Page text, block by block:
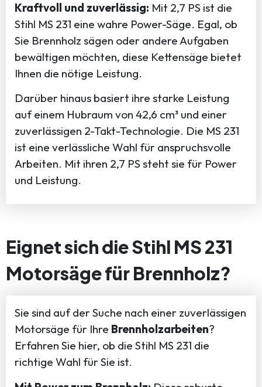
Kraftvoll und zuverlässig: Mit 2,7 PS ist die
Stihl MS 231 eine wahre Power-Säge. Egal, ob
Sie Brennholz sägen oder andere Aufgaben
bewältigen möchten, diese Kettensäge bietet
Ihnen die nötige Leistung.
Darüber hinaus basiert ihre starke Leistung
auf einem Hubraum von 42,6 cm³ und einer
zuverlässigen 2-Takt-Technologie. Die MS 231
ist eine verlässliche Wahl für anspruchsvolle
Arbeiten. Mit ihren 2,7 PS steht sie für Power
und Leistung.
Eignet sich die Stihl MS 231
Motorsäge für Brennholz?
Sie sind auf der Suche nach einer zuverlässigen
Motorsäge für Ihre Brennholzarbeiten?
Erfahren Sie hier, ob die Stihl MS 231 die
richtige Wahl für Sie ist.